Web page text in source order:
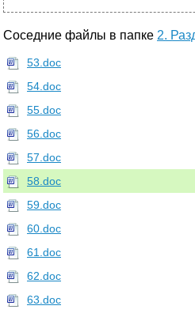
Соседние файлы в папке 2.
53.doc
54.doc
55.doc
56.doc
57.doc
58.doc
59.doc
60.doc
61.doc
62.doc
63.doc